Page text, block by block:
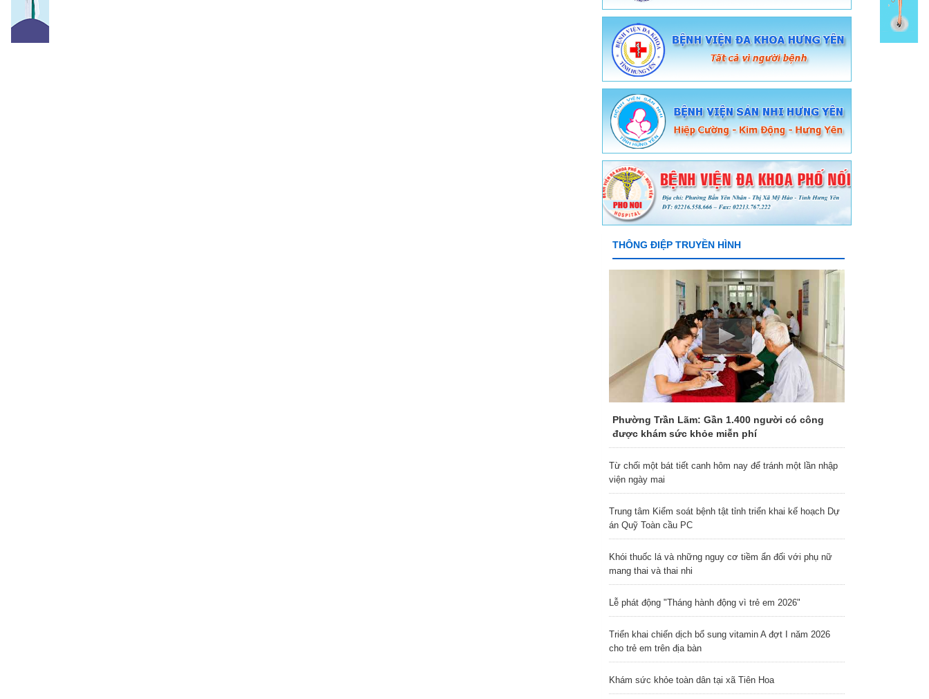
THÔNG ĐIỆP TRUYỀN HÌNH
Phường Trần Lãm: Gần 1.400 người có công
được khám sức khỏe miễn phí
Từ chối một bát tiết canh hôm nay để tránh một lần nhập
viện ngày mai
Trung tâm Kiểm soát bệnh tật tỉnh triển khai kế hoạch Dự
án Quỹ Toàn cầu PC
Khói thuốc lá và những nguy cơ tiềm ẩn đối với phụ nữ
mang thai và thai nhi
Lễ phát động "Tháng hành động vì trẻ em 2026"
Triển khai chiến dịch bổ sung vitamin A đợt I năm 2026
cho trẻ em trên địa bàn
Khám sức khỏe toàn dân tại xã Tiên Hoa